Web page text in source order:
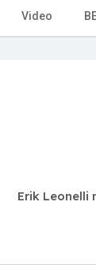
Video
Erik Leonelli